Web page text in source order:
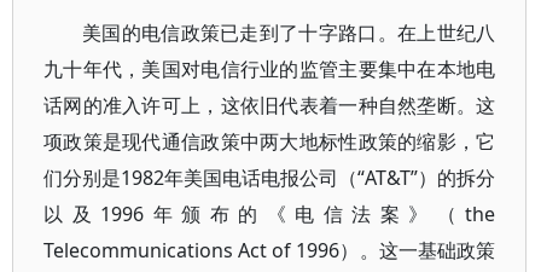
美国的电信政策已走到了十字路口。在上世纪八
九十年代，美国对电信行业的监管主要集中在本地电
话网的准入许可上，这依旧代表着一种自然垄断。这
项政策是现代通信政策中两大地标性政策的缩影，它
们分别是1982年美国电话电报公司（“AT&T”）的拆分
以及1996年颁布的《电信法案》（the
Telecommunications Act of 1996）。这一基础政策